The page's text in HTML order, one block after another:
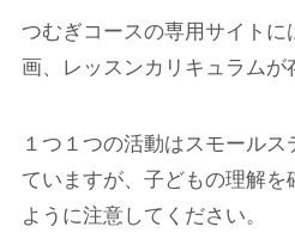
つむぎコースの専用サイトに
画、レッスンカリキュラムが
１つ１つの活動はスモール
ていますが、子どもの理解を
ように注意してください。